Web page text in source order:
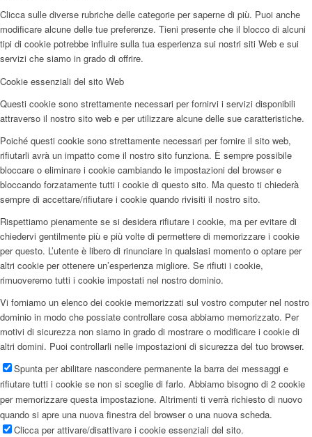
Clicca sulle diverse rubriche delle categorie per saperne di più. Puoi anche
modificare alcune delle tue preferenze. Tieni presente che il blocco di alcuni
tipi di cookie potrebbe influire sulla tua esperienza sui nostri siti Web e sui
servizi che siamo in grado di offrire.
Cookie essenziali del sito Web
Questi cookie sono strettamente necessari per fornirvi i servizi disponibili
attraverso il nostro sito web e per utilizzare alcune delle sue caratteristiche.
Poiché questi cookie sono strettamente necessari per fornire il sito web,
rifiutarli avrà un impatto come il nostro sito funziona. È sempre possibile
bloccare o eliminare i cookie cambiando le impostazioni del browser e
bloccando forzatamente tutti i cookie di questo sito. Ma questo ti chiederà
sempre di accettare/rifiutare i cookie quando rivisiti il nostro sito.
Rispettiamo pienamente se si desidera rifiutare i cookie, ma per evitare di
chiedervi gentilmente più e più volte di permettere di memorizzare i cookie
per questo. L’utente è libero di rinunciare in qualsiasi momento o optare per
altri cookie per ottenere un’esperienza migliore. Se rifiuti i cookie,
rimuoveremo tutti i cookie impostati nel nostro dominio.
Vi forniamo un elenco dei cookie memorizzati sul vostro computer nel nostro
dominio in modo che possiate controllare cosa abbiamo memorizzato. Per
motivi di sicurezza non siamo in grado di mostrare o modificare i cookie di
altri domini. Puoi controllarli nelle impostazioni di sicurezza del tuo browser.
Spunta per abilitare nascondere permanente la barra dei messaggi e
rifiutare tutti i cookie se non si sceglie di farlo. Abbiamo bisogno di 2 cookie
per memorizzare questa impostazione. Altrimenti ti verrà richiesto di nuovo
quando si apre una nuova finestra del browser o una nuova scheda.
Clicca per attivare/disattivare i cookie essenziali del sito.